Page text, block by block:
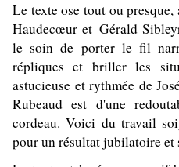
Le texte ose tout ou
Haudecœur et Gérald
le soin de porter le fil
répliques et briller les
astucieuse et rythmée de
Rubeaud est d'une
cordeau. Voici du travail
pour un résultat jubilatoire et